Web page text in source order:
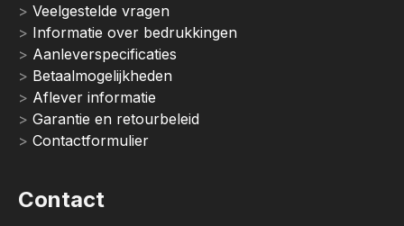
Veelgestelde vragen
Informatie over bedrukkingen
Aanleverspecificaties
Betaalmogelijkheden
Aflever informatie
Garantie en retourbeleid
Contactformulier
Contact